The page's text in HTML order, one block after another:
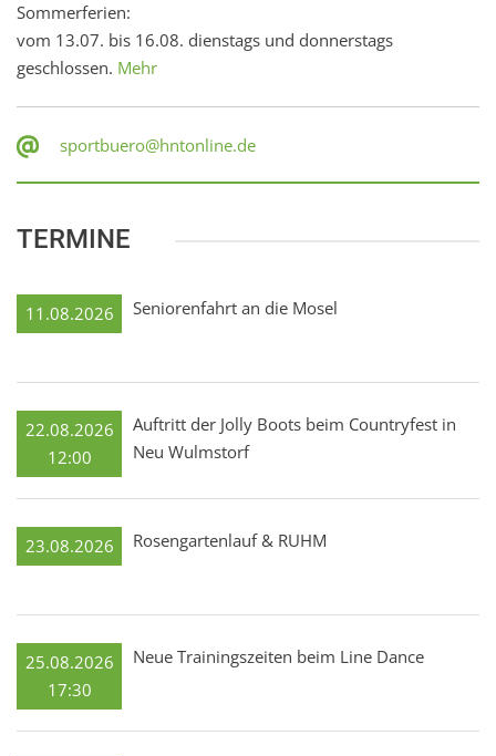
Sommerferien:
vom 13.07. bis 16.08. dienstags und donnerstags
geschlossen. Mehr
sportbuero@hntonline.de
TERMINE
11.08.2026 Seniorenfahrt an die Mosel
22.08.2026
12:00
Auftritt der Jolly Boots beim Countryfest in
Neu Wulmstorf
23.08.2026 Rosengartenlauf & RUHM
25.08.2026
17:30
Neue Trainingszeiten beim Line Dance